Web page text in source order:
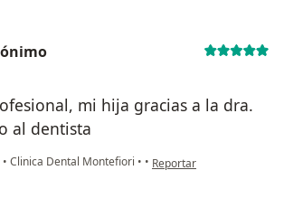
mi hija gracias a la dra.
al dentista
• Clinica Dental Montefiori • • en opinión del usuario
Reportar